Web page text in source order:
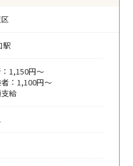
駅
：1,150円～
者：1,100円～
給